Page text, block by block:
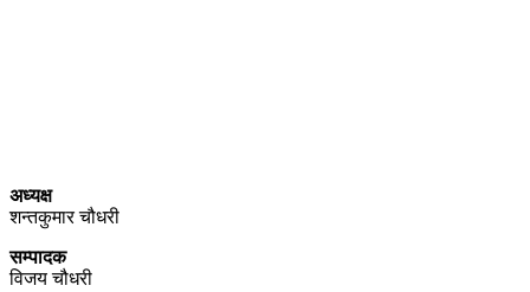
अध्यक्ष
शन्तकुमार चौधरी
सम्पादक
विजय चौधरी